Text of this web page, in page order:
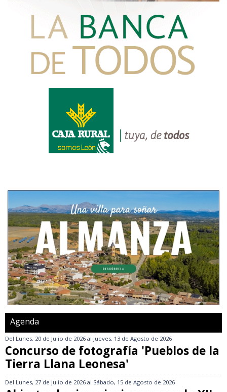
Agenda
Del Lunes, 20 de Julio de 2026 al Jueves, 13 de Agosto de 2026
Concurso de fotografía 'Pueblos de la
Tierra Llana Leonesa'
Del Lunes, 27 de Julio de 2026 al Sábado, 15 de Agosto de 2026